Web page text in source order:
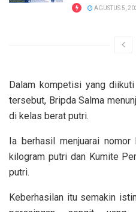
AGUSTUS 5,
Dalam kompetisi yang
tersebut, Bripda Salma
di kelas berat putri.
Ia berhasil menjuarai
kilogram putri dan Kumite
putri.
Keberhasilan itu semakin